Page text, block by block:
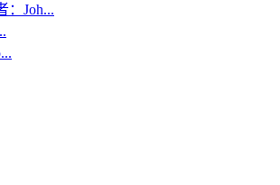
：Joh...